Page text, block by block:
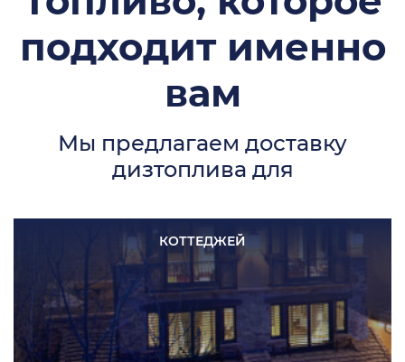
подходит именно
вам
Мы предлагаем доставку
дизтоплива для
КОТТЕДЖЕЙ